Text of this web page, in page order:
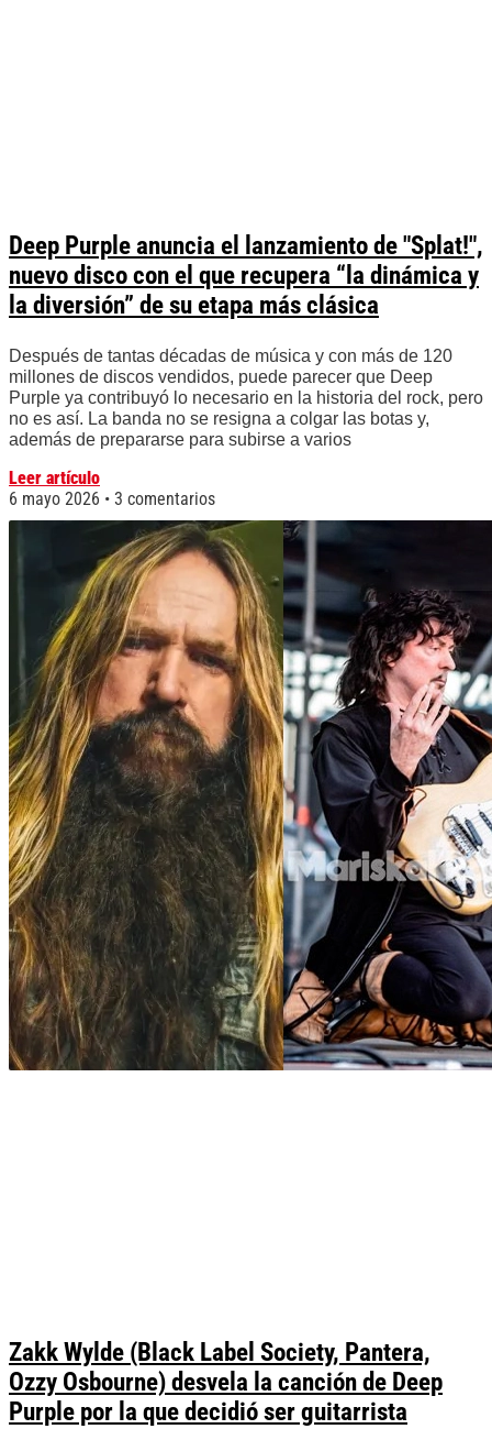
Deep Purple anuncia el lanzamiento de "Splat!",
nuevo disco con el que recupera “la dinámica y
la diversión” de su etapa más clásica
Después de tantas décadas de música y con más de 120
millones de discos vendidos, puede parecer que Deep
Purple ya contribuyó lo necesario en la historia del rock, pero
no es así. La banda no se resigna a colgar las botas y,
además de prepararse para subirse a varios
Leer artículo
6 mayo 2026
3 comentarios
Zakk Wylde (Black Label Society, Pantera,
Ozzy Osbourne) desvela la canción de Deep
Purple por la que decidió ser guitarrista